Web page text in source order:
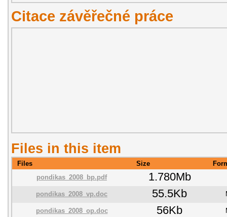
Citace závěřečné práce
Files in this item
Files Size
pondikas_2008_bp.pdf
1.780Mb
pondikas_2008_vp.doc 55.5Kb
pondikas_2008_op.doc 56Kb